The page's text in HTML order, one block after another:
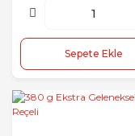
Sepete Ekle